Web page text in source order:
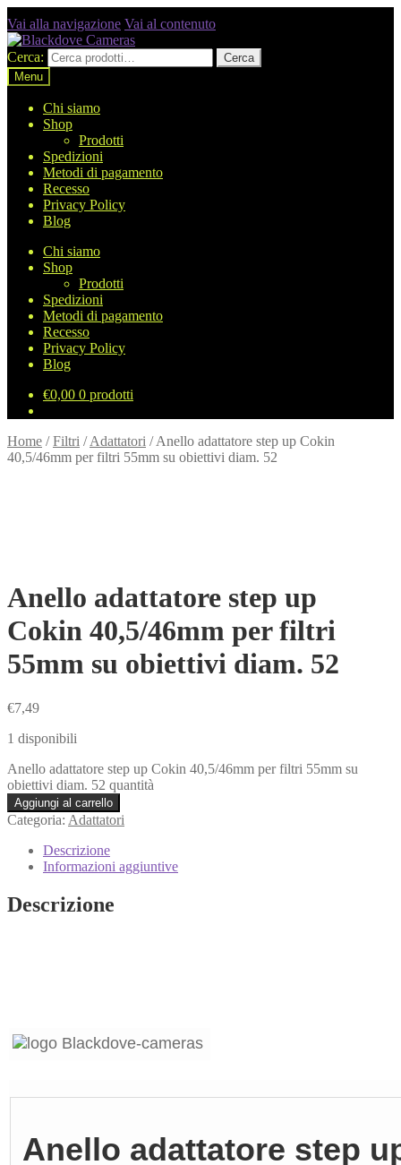
Vai alla navigazione Vai al contenuto
Cerca:
Cerca
Menu
Chi siamo
Shop
Prodotti
Spedizioni
Metodi di pagamento
Recesso
Privacy Policy
Blog
Chi siamo
Shop
Prodotti
Spedizioni
Metodi di pagamento
Recesso
Privacy Policy
Blog
€0,00 0 prodotti
Home /Filtri /Adattatori /Anello adattatore step up Cokin
40,5/46mm per filtri 55mm su obiettivi diam. 52
Anello adattatore step up
Cokin 40,5/46mm per filtri
55mm su obiettivi diam. 52
€7,49
1 disponibili
Anello adattatore step up Cokin 40,5/46mm per filtri 55mm su
obiettivi diam. 52 quantità
Aggiungi al carrello
Categoria: Adattatori
Descrizione
Informazioni aggiuntive
Descrizione
Anello adattatore step